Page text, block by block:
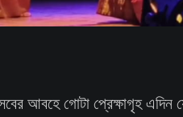
আবহে গোটা প্রেক্ষাগৃহ